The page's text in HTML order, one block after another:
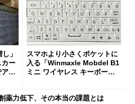
」
ー
アキ
スマホより小さくポケットに
入る「Winmaxle Mobdel B1
ミニ ワイヤレス キーボー
薬力低下、その本当の課題とは